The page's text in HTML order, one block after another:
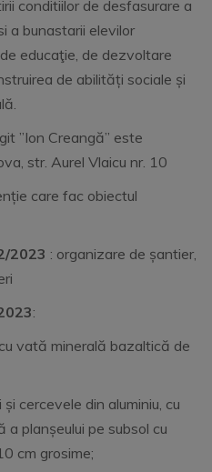
conditiilor de desfasurare a
a bunastarii elevilor
educaţie, de dezvoltare
de abilități sociale și
”Ion Creangă” este
str. Aurel Vlaicu nr. 10
care fac obiectul
2023 : organizare de șantier,
:
vată minerală bazaltică de
cercevele din aluminiu, cu
planșeului pe subsol cu
cm grosime;